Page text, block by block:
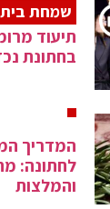
שמחת בית
תיעוד
בחתונת
המדריך
לחתונה:
והמלצות